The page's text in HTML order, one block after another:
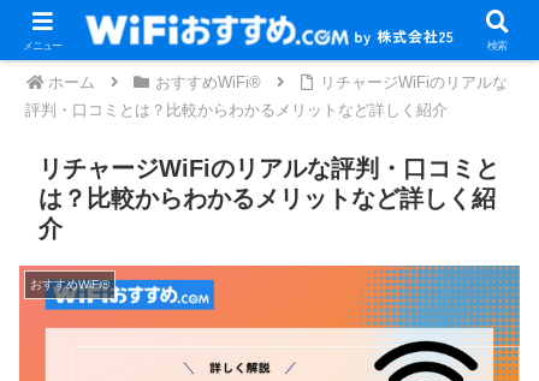
ホーム おすすめWiFi®
リチャージWiFiのリアルな
評判・口コミとは？比較からわかるメリットなど詳しく紹介
リチャージWiFiのリアルな評判・口コミと
は？比較からわかるメリットなど詳しく紹
介
おすすめWiFi®
メニュー 検索